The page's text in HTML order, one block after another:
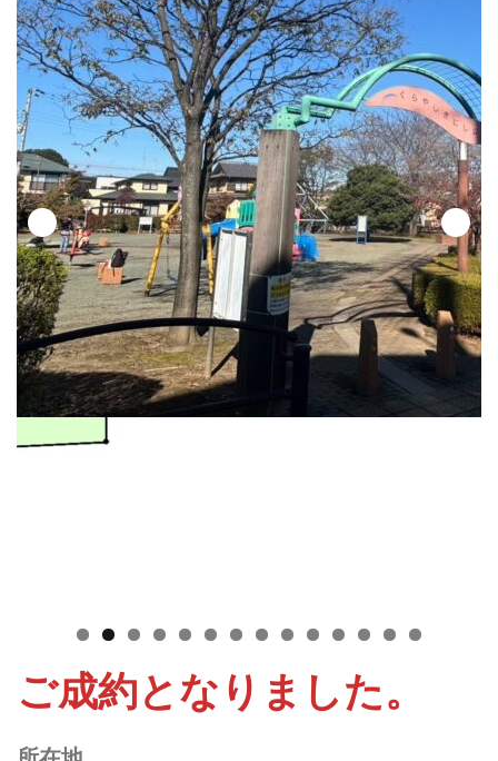
0 1 2 3 4
ご成約となりました。